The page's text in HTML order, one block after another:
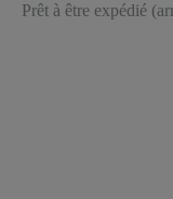
Prêt à être expédié